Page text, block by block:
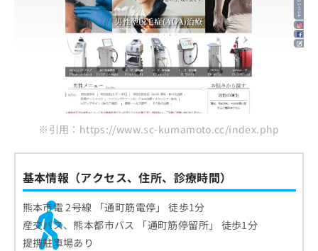
※引用：https://www.sc-kumamoto.cc/index.php
基本情報（アクセス、住所、診療時間）
熊本市電 2号線 「通町筋電停」 徒歩1分
産交バス、熊本都市バス 「通町筋停留所」 徒歩1分
提携駐車場あり